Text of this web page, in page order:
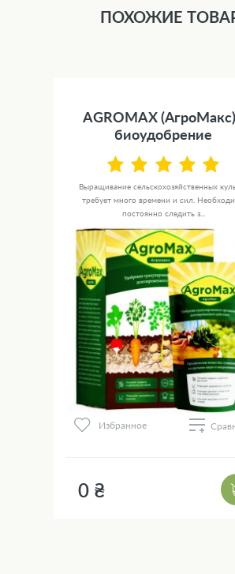
ПОХОЖИЕ
AGROMAX
биоудобрение
Выращивание сельскохозяйственных
требует много времени и сил.
постоянно следить з...
Избранное
0 ₴